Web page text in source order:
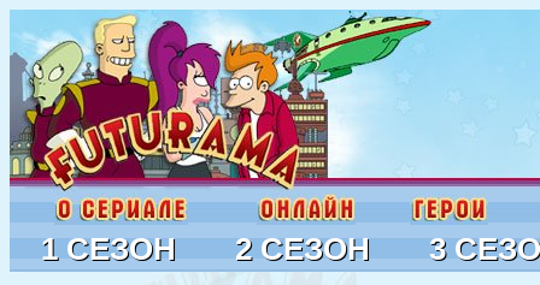
1 СЕЗОН 2 СЕЗОН 3